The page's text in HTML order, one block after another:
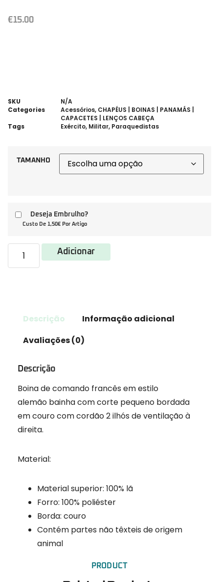
€15.00
SKU
N/A
Categories
Acessórios, CHAPÉUS | BOINAS | PANAMÁS |
CAPACETES | LENÇOS CABEÇA
Tags
Exército, Militar, Paraquedistas
TAMANHO
Deseja Embrulho?
Custo De 1,50€ Por Artigo
Adicionar
Descrição
Informação adicional
Avaliações (0)
Descrição
Boina de comando francês em estilo
alemão bainha com corte pequeno bordada
em couro com cordão 2 ilhós de ventilação à
direita.
Material:
Material superior: 100% lã
Forro: 100% poliéster
Borda: couro
Contém partes não têxteis de origem
animal
PRODUCT